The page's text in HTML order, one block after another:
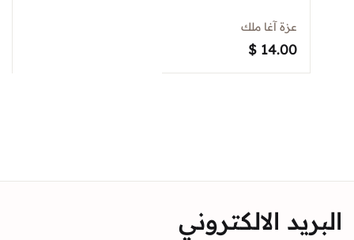
عزة آغا ملك
$ 14.00
البريد الالكتروني